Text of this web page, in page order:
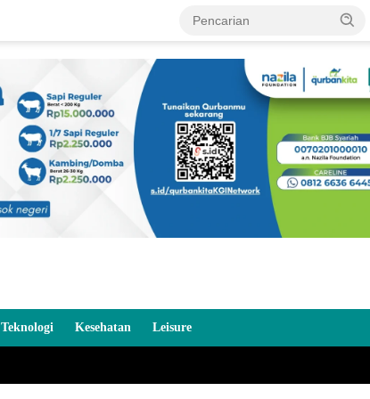
Teknologi Kesehatan Leisure